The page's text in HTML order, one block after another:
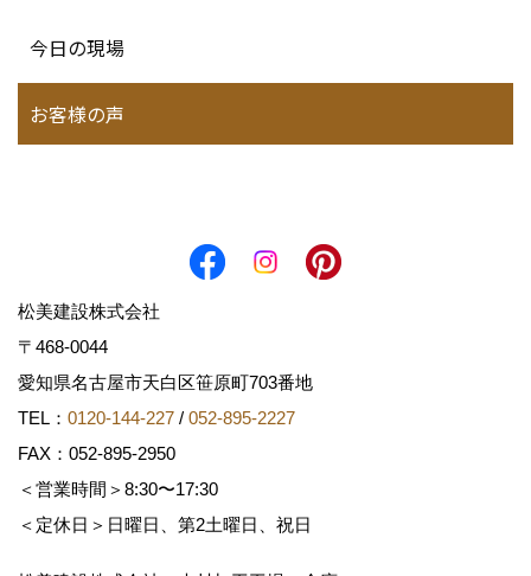
今日の現場
お客様の声
松美建設株式会社
〒468-0044
愛知県名古屋市天白区笹原町703番地
TEL： 0120-144-227 / 052-895-2227
FAX：052-895-2950
＜営業時間＞8:30〜17:30
＜定休日＞日曜日、第2土曜日、祝日